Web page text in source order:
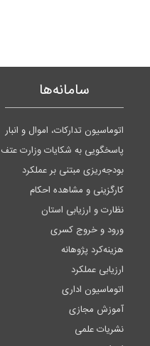
سامانه‌ها
اتوماسیون تدارکات، اموال و انبار
پاسخگویی به شکایات وزارت عتف
بودجه‌ریزی مبتنی بر عملکرد
کارگزینی و مشاهده احکام
نظارت و ارزیابی استان
ورود و خروج کسری
هزینه‌کرد پژوهانه
ارزیابی عملکرد
اتوماسیون اداری
آموزش مجازی
نشریات علمی